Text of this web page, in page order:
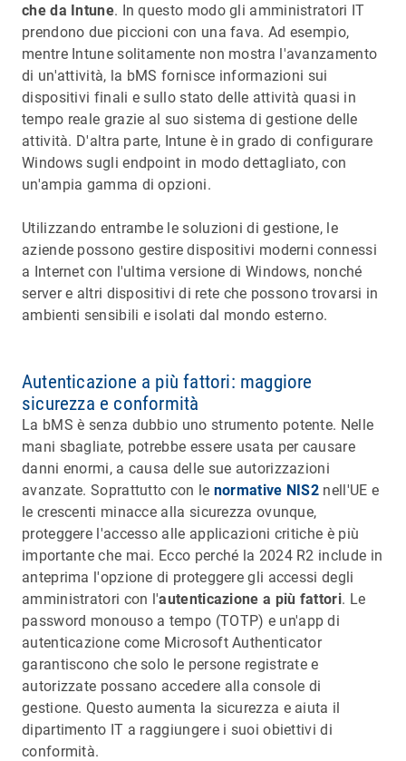
che da Intune. In questo modo gli amministratori IT
prendono due piccioni con una fava. Ad esempio,
mentre Intune solitamente non mostra l'avanzamento
di un'attività, la bMS fornisce informazioni sui
dispositivi finali e sullo stato delle attività quasi in
tempo reale grazie al suo sistema di gestione delle
attività. D'altra parte, Intune è in grado di configurare
Windows sugli endpoint in modo dettagliato, con
un'ampia gamma di opzioni.
Utilizzando entrambe le soluzioni di gestione, le
aziende possono gestire dispositivi moderni connessi
a Internet con l'ultima versione di Windows, nonché
server e altri dispositivi di rete che possono trovarsi in
ambienti sensibili e isolati dal mondo esterno.
Autenticazione a più fattori: maggiore
sicurezza e conformità
La bMS è senza dubbio uno strumento potente. Nelle
mani sbagliate, potrebbe essere usata per causare
danni enormi, a causa delle sue autorizzazioni
avanzate. Soprattutto con le normative NIS2 nell'UE e
le crescenti minacce alla sicurezza ovunque,
proteggere l'accesso alle applicazioni critiche è più
importante che mai. Ecco perché la 2024 R2 include in
anteprima l'opzione di proteggere gli accessi degli
amministratori con l'autenticazione a più fattori. Le
password monouso a tempo (TOTP) e un'app di
autenticazione come Microsoft Authenticator
garantiscono che solo le persone registrate e
autorizzate possano accedere alla console di
gestione. Questo aumenta la sicurezza e aiuta il
dipartimento IT a raggiungere i suoi obiettivi di
conformità.